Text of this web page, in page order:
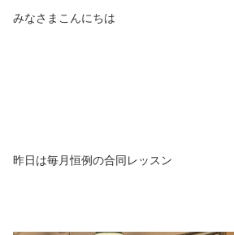
みなさまこんにちは
昨日は毎月恒例の合同レッスン